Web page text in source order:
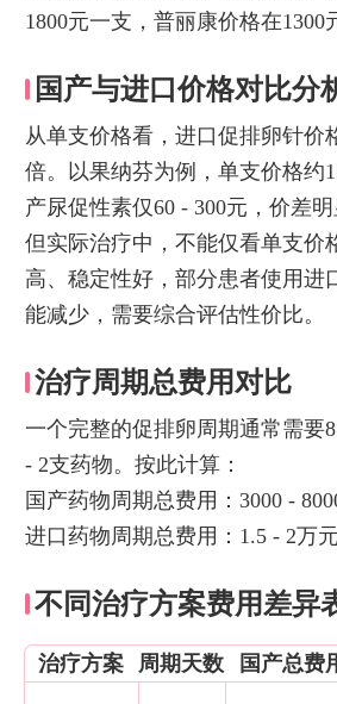
1800元一支，普丽康价格在1300
国产与进口价格对比分
从单支价格看，进口促排卵针价
倍。以果纳芬为例，单支价格约
产尿促性素仅60 - 300元，价差明
但实际治疗中，不能仅看单支价
高、稳定性好，部分患者使用进
能减少，需要综合评估性价比。
治疗周期总费用对比
一个完整的促排卵周期通常需要
- 2支药物。按此计算：
国产药物周期总费用：3000 -
进口药物周期总费用：1.5 - 2万元
不同治疗方案费用差异
治疗方案 周期天数 国产总费